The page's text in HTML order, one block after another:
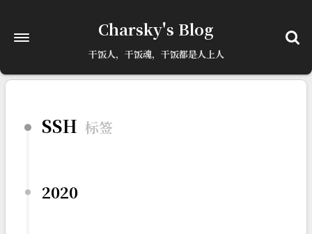
Charsky's Blog
干饭人，干饭魂，干饭都是人上人
SSH 标签
2020